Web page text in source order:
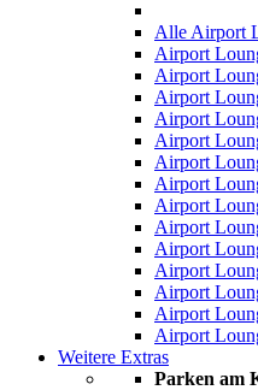
Alle Airport
Airport
Airport
Airport
Airport
Airport
Airport
Airport
Airport
Airport
Airport
Airport
Airport
Airport
Airport
Weitere Extras
Parken am